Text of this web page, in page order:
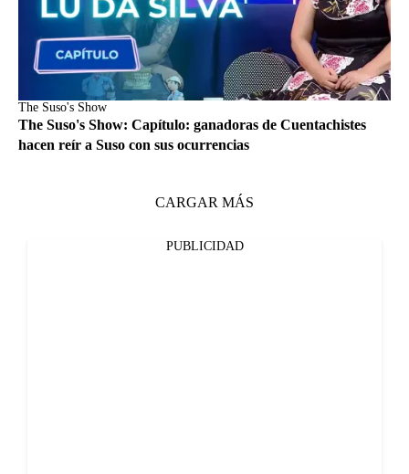
The Suso's Show
The Suso's Show: Capítulo: ganadoras de Cuentachistes
hacen reír a Suso con sus ocurrencias
CARGAR MÁS
PUBLICIDAD